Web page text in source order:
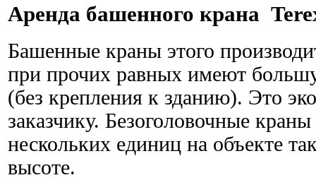
Аренда башенного крана
Башенные краны этого
при прочих равных имеют
(без крепления к зданию). Это
заказчику. Безоголовочные
нескольких единиц на объекте
высоте.